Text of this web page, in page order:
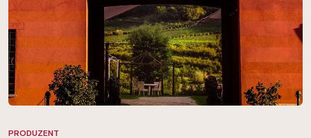
PRODUZENT